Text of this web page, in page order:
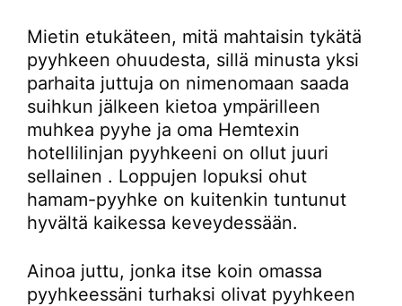
Mietin etukäteen, mitä mahtaisin tykätä
pyyhkeen ohuudesta, sillä minusta yksi
parhaita juttuja on nimenomaan saada
suihkun jälkeen kietoa ympärilleen
muhkea pyyhe ja oma Hemtexin
hotellilinjan pyyhkeeni on ollut juuri
sellainen . Loppujen lopuksi ohut
hamam-pyyhke on kuitenkin tuntunut
hyvältä kaikessa keveydessään.
Ainoa juttu, jonka itse koin omassa
pyyhkeessäni turhaksi olivat pyyhkeen